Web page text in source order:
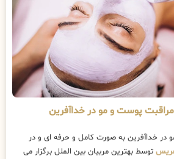
پوست و مو در خداآفرین
خداآفرین به صورت کامل و حرفه ای و در
عریس توسط بهترین مربیان بین الملل برگزار می